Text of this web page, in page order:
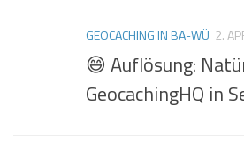
GEOCACHING IN BA-WÜ 2.
😄 Auflösung:
GeocachingHQ in